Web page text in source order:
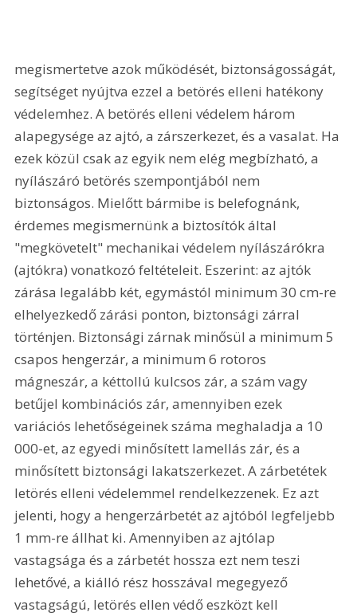
megismertetve azok működését, biztonságosságát,
segítséget nyújtva ezzel a betörés elleni hatékony
védelemhez. A betörés elleni védelem három
alapegysége az ajtó, a zárszerkezet, és a vasalat. Ha
ezek közül csak az egyik nem elég megbízható, a
nyílászáró betörés szempontjából nem
biztonságos. Mielőtt bármibe is belefognánk,
érdemes megismernünk a biztosítók által
"megkövetelt" mechanikai védelem nyílászárókra
(ajtókra) vonatkozó feltételeit. Eszerint: az ajtók
zárása legalább két, egymástól minimum 30 cm-re
elhelyezkedő zárási ponton, biztonsági zárral
történjen. Biztonsági zárnak minősül a minimum 5
csapos hengerzár, a minimum 6 rotoros
mágneszár, a kéttollú kulcsos zár, a szám vagy
betűjel kombinációs zár, amennyiben ezek
variációs lehetőségeinek száma meghaladja a 10
000-et, az egyedi minősített lamellás zár, és a
minősített biztonsági lakatszerkezet. A zárbetétek
letörés elleni védelemmel rendelkezzenek. Ez azt
jelenti, hogy a hengerzárbetét az ajtóból legfeljebb
1 mm-re állhat ki. Amennyiben az ajtólap
vastagsága és a zárbetét hossza ezt nem teszi
lehetővé, a kiálló rész hosszával megegyező
vastagságú, letörés ellen védő eszközt kell